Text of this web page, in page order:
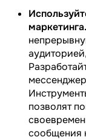
маркетинга.
позволят
сообщения